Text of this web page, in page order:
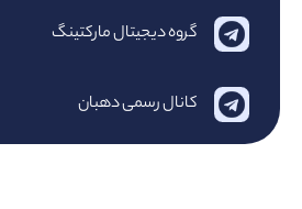
گروه دیجیتال مارکتینگ
کانال رسمی دهبان